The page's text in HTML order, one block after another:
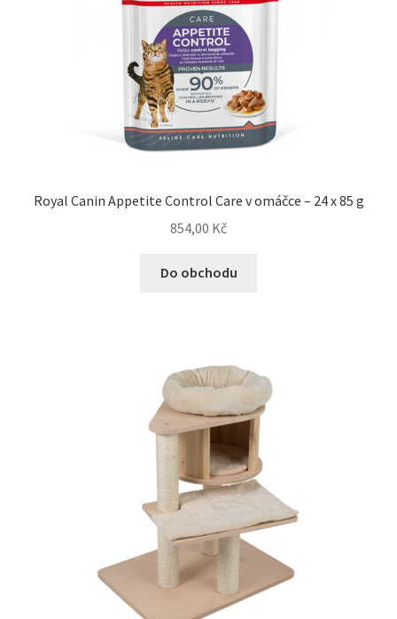
Royal Canin Appetite Control Care v omáčce – 24 x 85 g
854,00 Kč
Do obchodu